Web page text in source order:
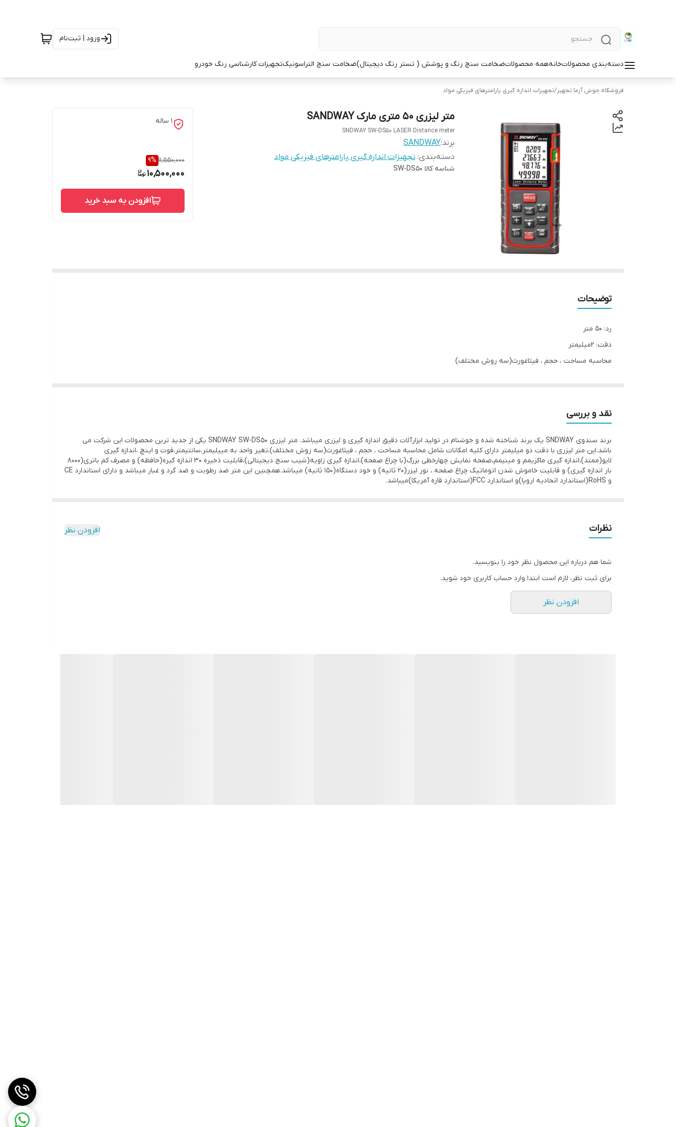
ورود | ثبت‌نام
دسته‌بندی محصولاتخانههمه محصولاتضخامت سنج رنگ و پوشش ( تستر رنگ دیجیتال)ضخامت سنج التراسونیکتجهیزات کارشناسی رنگ خودرو
فروشگاه جوش آزما تجهیز/تجهیزات اندازه گیری پارامترهای فیزیکی مواد
متر لیزری 50 متری مارک SANDWAY
SNDWAY SW-DS50 LASER Distance meter
برند:SANDWAY
دسته‌بندی: تجهیزات اندازه گیری پارامترهای فیزیکی مواد
شناسه کالا SW-DS50
1 ساله
11,550,000
9%
10,500,000
افزودن به سبد خرید
توضیحات
رد: 50 متر
دقت: 2میلیمتر
محاسبه مساحت ، حجم ، فیثاغورث(سه روش مختلف)
اندازه گیری ماکزیمم و مینیمم
دارای صفحه نمایش چهارخطی بزرگ(با نور زمینه)
اندازه گیری زاویه(شیب سنج دیجیتالی)
قابلیت ذخیره 30 اندازه گیری (حافظه)
مصرف کم باتری(8000 بار اندازه گیری)
دارای استاندارد CE و RoHS(استاندارد اتحادیه اروپا)و استاندارد FCC(استاندارد قاره آمریکا)
دسته:فروش آنلاین ابزار و تجهيزات بازرسی چشمی VT
نقد و بررسی
برند سندوی SNDWAY یک برند شناخته شده و خوشنام در تولید ابزارآلات دقیق اندازه گیری و لیزری میباشد. متر لیزری SNDWAY SW-DS50 یکی از جدید ترین محصولات این شرکت می
باشد.این متر لیزری با دقت دو میلیمتر دارای کلیه امکانات شامل محاسبه مساحت ، حجم ، فیثاغورث(سه روش مختلف)،تغیر واحد به مییلیمتر،سانتیمتر،فوت و اینچ ،اندازه گیری
لایو(ممتد)،اندازه گیری ماکزیمم و مینیمم،صفحه نمایش چهارخطی بزرگ(با چراغ صفحه)،اندازه گیری زاویه(شیب سنج دیجیتالی)،قابلیت ذخیره 30 اندازه گیره(حافظه) و مصرف کم باتری(8000
بار اندازه گیری) و قابلیت خاموش شدن اتوماتیک چراغ صفحه ، نور لیزر(20 ثانیه) و خود دستگاه(150 ثانیه) میباشد.همچنین این متر ضد رطوبت و ضد گرد و غبار میباشد و دارای استاندارد CE
و RoHS(استاندارد اتحادیه اروپا)و استاندارد FCC(استاندارد قاره آمریکا)میباشد.
نظرات افزودن نظر
شما هم درباره این محصول نظر خود را بنویسید.
برای ثبت نظر، لازم است ابتدا وارد حساب کاربری خود شوید.
افزودن نظر